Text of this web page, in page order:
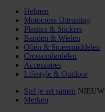
Helmen
Motocross Uitrusting
Plastics & Stickers
Banden & Wielen
Oliën & Smeermiddelen
Crossonderdelen
Accessoires
Lifestyle & Outdoor
Stel je set samen NIEUW
Merken